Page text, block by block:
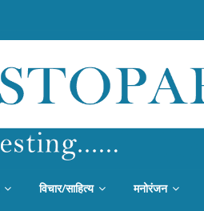
विचार/साहित्य मनोरंजन